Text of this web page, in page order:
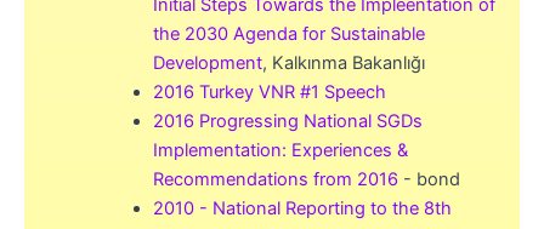
Initial Steps Towards the Impleentation of
the 2030 Agenda for Sustainable
Development, Kalkınma Bakanlığı
2016 Turkey VNR #1 Speech
2016 Progressing National SGDs
Implementation: Experiences &
Recommendations from 2016 - bond
2010 - National Reporting to the 8th